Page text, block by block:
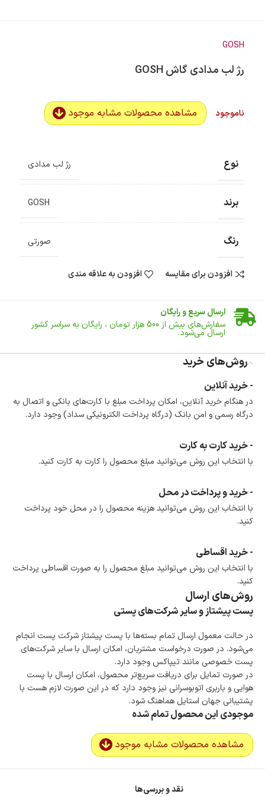
GOSH
رژ لب مدادی گاش GOSH
ناموجود مشاهده محصولات مشابه موجود
نوع رژ لب مدادی
برند GOSH
رنگ صورتی
افزودن برای مقایسه افزودن به علاقه مندی
ضمانت اصالت کالا
ارسال سریع و رایگان
سفارش‌های بیش از 500 هزار تومان ، رایگان به سراسر کشور
ارسال می‌شود.
تا 14 روز پس از تحویل کالا می‌توانید آن را برگشت دهید.
امکان پرداخت در محل
در هنگام خرید محصول، امکان انتخاب پرداخت در محل
وجود دارد.
امکان پرداخت اقساطی
است.
ضمانت اصالت کالا
گارانتی معتبر برای تمامی محصولات ارائه می‌شود.
روش‌های خرید
- خرید آنلاین
در هنگام خرید آنلاین، امکان پرداخت مبلغ با کارت‌های بانکی و اتصال به
درگاه رسمی و امن بانک (درگاه پرداخت الکترونیکی سداد) وجود دارد.
- خرید کارت به کارت
با انتخاب این روش می‌توانید مبلغ محصول را کارت به کارت کنید.
- خرید و پرداخت در محل
با انتخاب این روش می‌توانید هزینه محصول را در محل خود پرداخت
کنید.
- خرید اقساطی
با انتخاب این روش می‌توانید مبلغ محصول را به صورت اقساطی پرداخت
کنید.
روش‌های ارسال
پست پیشتاز و سایر شرکت‌های پستی
در حالت معمول ارسال تمام بسته‌ها با پست پیشتاز شرکت پست انجام
می‌شود. در صورت درخواست مشتریان، امکان ارسال با سایر شرکت‌های
پست خصوصی مانند تیپاکس وجود دارد.
در صورت تمایل برای دریافت سریع‌تر محصول، امکان ارسال با پست
هوایی و باربری اتوبوسرانی نیز وجود دارد که در این صورت لازم هست با
پشتیبانی جهان استایل هماهنگ شود.
موجودی این محصول تمام شده
مشاهده محصولات مشابه موجود
نقد و بررسی‌ها